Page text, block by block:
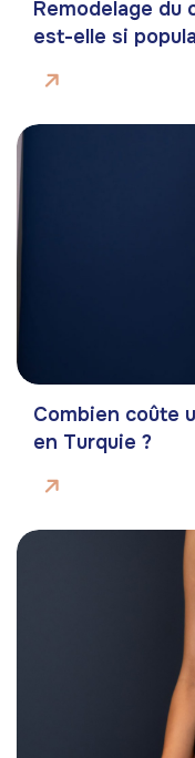
Remodelage du
est-elle si
Combien coûte
en Turquie ?